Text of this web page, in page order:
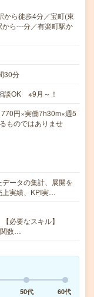
から徒歩4分／宝町(東
ら---分／有楽町駅か
30分
談OK ※9月～！
円×実働7h30m×週5
ものではありませ
ータの集計、展開を
上実績、KPI実…
必要なスキル】
関数…
50代
60代